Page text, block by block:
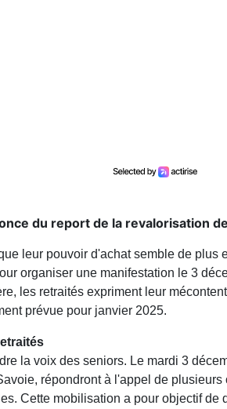
du report de la revalorisation
leur pouvoir d'achat semble de plus
organiser une manifestation le 3
les retraités expriment leur
prévue pour janvier 2025.
la voix des seniors. Le mardi 3
répondront à l'appel de
Cette mobilisation a pour objectif de